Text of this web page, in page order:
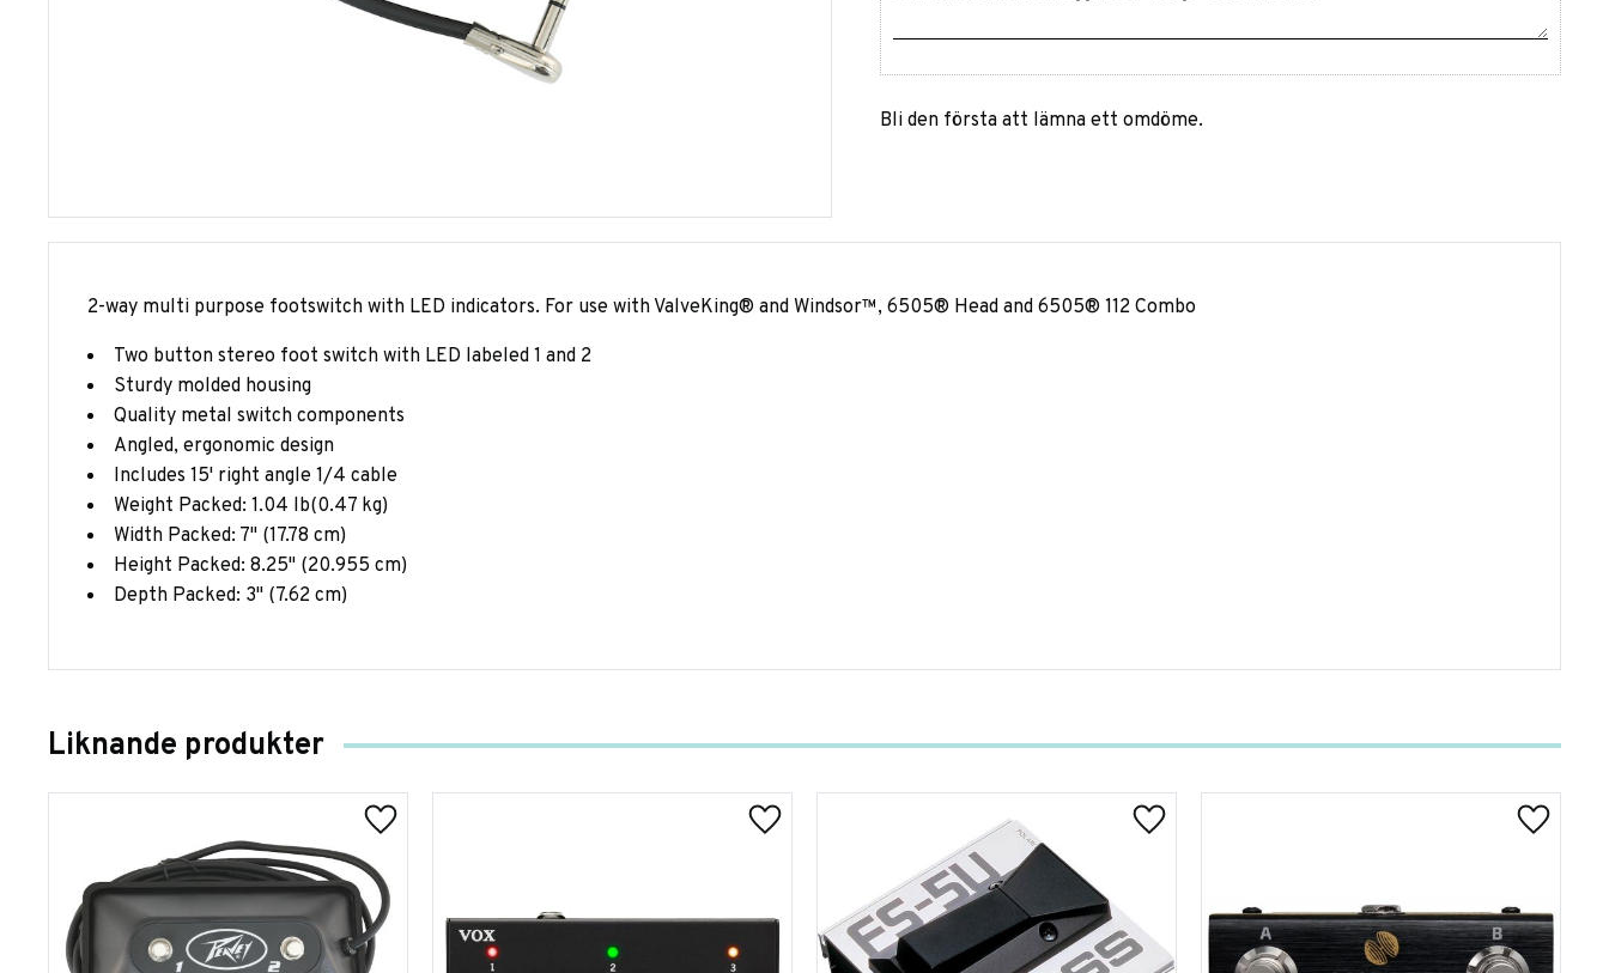
Bli den första att lämna ett omdöme.
2-way multi purpose footswitch with LED indicators. For use with ValveKing® and Windsor™, 6505® Head and 6505® 112 Combo
Two button stereo foot switch with LED labeled 1 and 2
Sturdy molded housing
Quality metal switch components
Angled, ergonomic design
Includes 15' right angle 1/4 cable
Weight Packed: 1.04 lb(0.47 kg)
Width Packed: 7" (17.78 cm)
Height Packed: 8.25" (20.955 cm)
Depth Packed: 3" (7.62 cm)
Liknande produkter